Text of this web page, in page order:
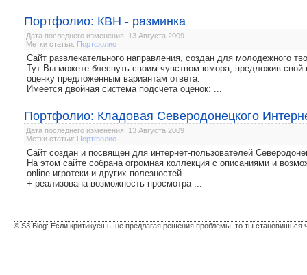
Портфолио: КВН - разминка
Дата последнего изменения: 13 Августа 2009
Метки статьи: Портфолио
Сайт развлекательного направления, создан для молодежного
Тут Вы можете блеснуть своим чувством юмора, предложив свой
оценку предложенным вариантам ответа.
Имеется двойная система подсчета оценок: ...
Портфолио: Кладовая Северодонецкого
Дата последнего изменения: 13 Августа 2009
Метки статьи: Портфолио
Сайт создан и посвящен для интернет-пользователей
На этом сайте собрана огромная коллекция с описаниями и
online игротеки и других полезностей
+ реализована возможность просмотра ...
© S3.Blog: Если критикуешь, не предлагая решения проблемы, то ты становишься